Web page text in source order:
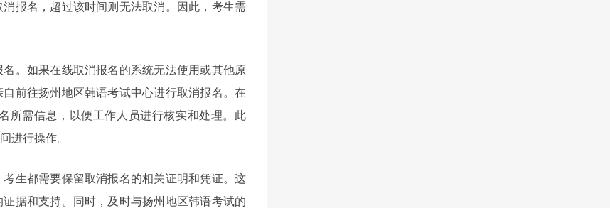
报名，超过该时间则无法取消。因此，考生需
。如果在线取消报名的系统无法使用或其他原
前往扬州地区韩语考试中心进行取消报名。在
所需信息，以便工作人员进行核实和处理。此
进行操作。
生都需要保留取消报名的相关证明和凭证。这
据和支持。同时，及时与扬州地区韩语考试的